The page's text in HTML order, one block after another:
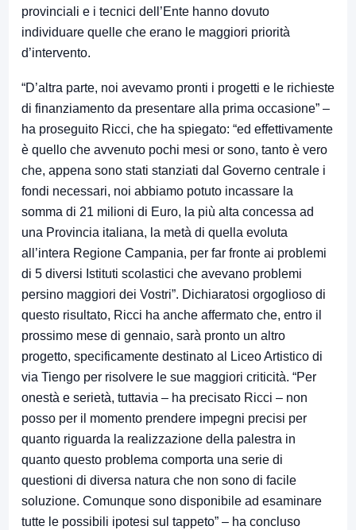
provinciali e i tecnici dell’Ente hanno dovuto
individuare quelle che erano le maggiori priorità
d’intervento.
“D’altra parte, noi avevamo pronti i progetti e le richieste
di finanziamento da presentare alla prima occasione” –
ha proseguito Ricci, che ha spiegato: “ed effettivamente
è quello che avvenuto pochi mesi or sono, tanto è vero
che, appena sono stati stanziati dal Governo centrale i
fondi necessari, noi abbiamo potuto incassare la
somma di 21 milioni di Euro, la più alta concessa ad
una Provincia italiana, la metà di quella evoluta
all’intera Regione Campania, per far fronte ai problemi
di 5 diversi Istituti scolastici che avevano problemi
persino maggiori dei Vostri”. Dichiaratosi orgoglioso di
questo risultato, Ricci ha anche affermato che, entro il
prossimo mese di gennaio, sarà pronto un altro
progetto, specificamente destinato al Liceo Artistico di
via Tiengo per risolvere le sue maggiori criticità. “Per
onestà e serietà, tuttavia – ha precisato Ricci – non
posso per il momento prendere impegni precisi per
quanto riguarda la realizzazione della palestra in
quanto questo problema comporta una serie di
questioni di diversa natura che non sono di facile
soluzione. Comunque sono disponibile ad esaminare
tutte le possibili ipotesi sul tappeto” – ha concluso